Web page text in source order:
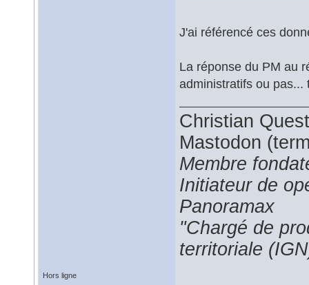
J'ai référencé ces
La réponse du PM au
administratifs ou pas...
Christian
Mastodon
Membre
Initiateur de
Panoramax
"Chargé de
territoriale
Hors ligne